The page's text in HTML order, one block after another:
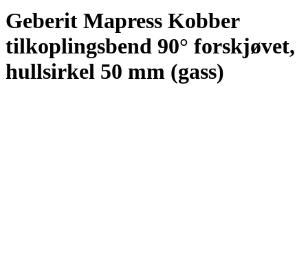
Geberit Mapress Kobber
tilkoplingsbend 90° forskjøvet,
hullsirkel 50 mm (gass)